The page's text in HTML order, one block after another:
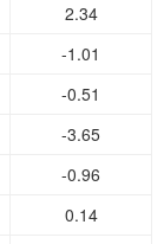
2.34
-1.01
-0.51
-3.65
-0.96
0.14